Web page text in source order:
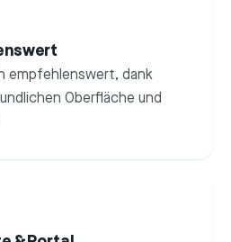
empfehlenswert, dank
Oberfläche und